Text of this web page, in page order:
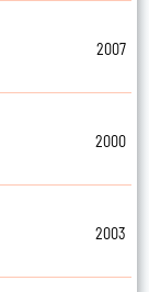
2007
2000
2003